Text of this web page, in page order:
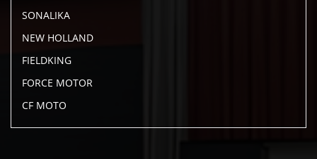
SONALIKA
NEW HOLLAND
FIELDKING
FORCE MOTOR
CF MOTO